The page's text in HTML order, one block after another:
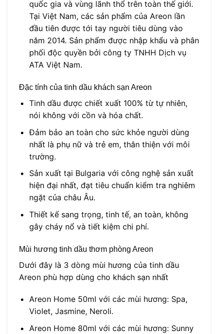
quốc gia và vùng lãnh thổ trên toàn thế giới.
Tại Việt Nam, các sản phẩm của Areon lần
đầu tiên được tới tay người tiêu dùng vào
năm 2014. Sản phẩm được nhập khẩu và phân
phối độc quyền bởi công ty TNHH Dịch vụ
ATA Việt Nam.
Đặc tính của tinh dầu khách sạn Areon
Tinh dầu được chiết xuất 100% từ tự nhiên,
nói không với cồn và hóa chất.
Đảm bảo an toàn cho sức khỏe người dùng
nhất là phụ nữ và trẻ em, thân thiện với môi
trường.
Sản xuất tại Bulgaria với công nghệ sản xuất
hiện đại nhất, đạt tiêu chuẩn kiểm tra nghiêm
ngặt của châu Âu.
Thiết kế sang trọng, tinh tế, an toàn, không
gây cháy nổ và tiết kiệm chi phí.
Mùi hương tinh dầu thơm phòng Areon
Dưới đây là 3 dòng mùi hương của tinh dầu
Areon phù hợp dùng cho khách sạn nhất
Areon Home 50ml với các mùi hương: Spa,
Violet, Jasmine, Neroli.
Areon Home 80ml với các mùi hương: Sunny